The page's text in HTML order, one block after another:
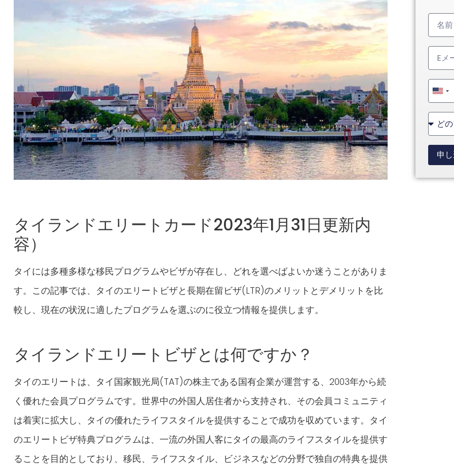
タイランドエリートカード2023年1月31日更新内
容）
タイには多種多様な移民プログラムやビザが存在し、どれを選べばよいか迷うことがありま
す。この記事では、タイのエリートビザと長期在留ビザ(LTR)のメリットとデメリットを比
較し、現在の状況に適したプログラムを選ぶのに役立つ情報を提供します。
タイランドエリートビザとは何ですか？
タイのエリートは、タイ国家観光局(TAT)の株主である国有企業が運営する、2003年から続
く優れた会員プログラムです。世界中の外国人居住者から支持され、その会員コミュニティ
は着実に拡大し、タイの優れたライフスタイルを提供することで成功を収めています。タイ
のエリートビザ特典プログラムは、一流の外国人客にタイの最高のライフスタイルを提供す
ることを目的としており、移民、ライフスタイル、ビジネスなどの分野で独自の特典を提供
+1
申